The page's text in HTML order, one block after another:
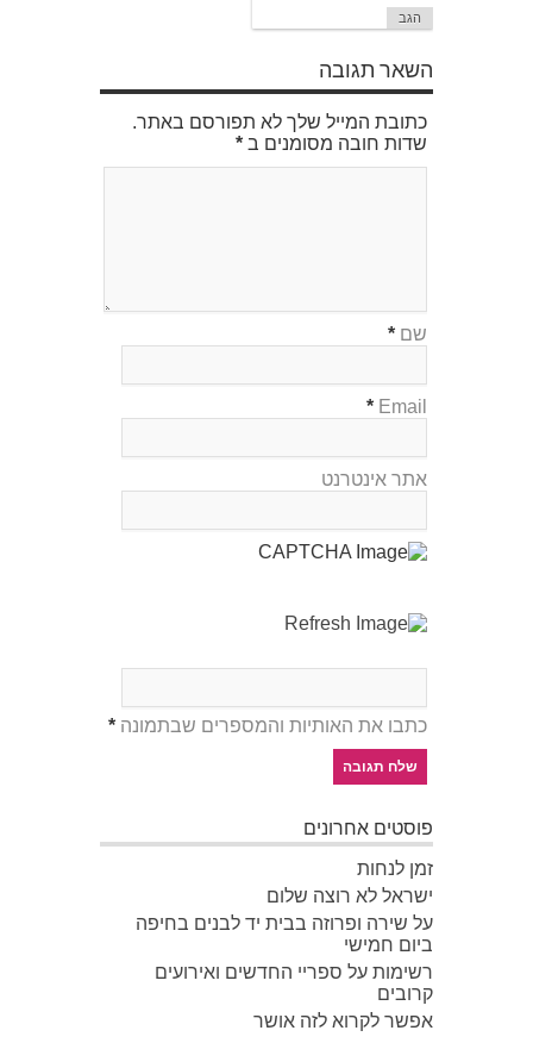
הגב
השאר תגובה
כתובת המייל שלך לא תפורסם באתר.
שדות חובה מסומנים ב *
שם *
Email
*
אתר אינטרנט
כתבו את האותיות והמספרים שבתמונה *
פוסטים אחרונים
זמן לנחות
ישראל לא רוצה שלום
על שירה ופרוזה בבית יד לבנים בחיפה
ביום חמישי
רשימות על ספריי החדשים ואירועים
קרובים
אפשר לקרוא לזה אושר